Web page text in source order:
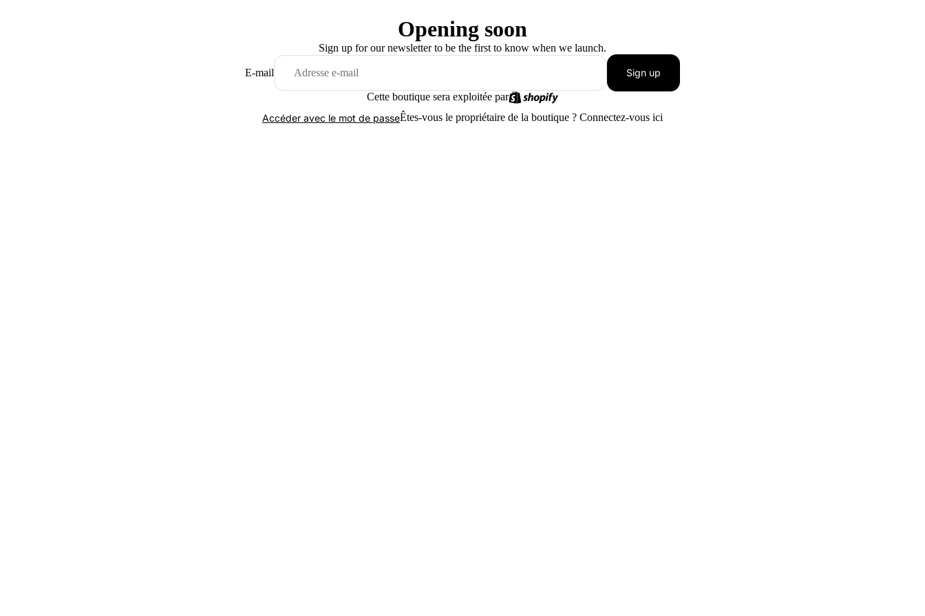
Opening soon
Sign up for our newsletter to be the first to know when we launch.
E-mail Sign up
Cette boutique sera exploitée par
Accéder avec le mot de passeÊtes-vous le propriétaire de la boutique ? Connectez-vous ici